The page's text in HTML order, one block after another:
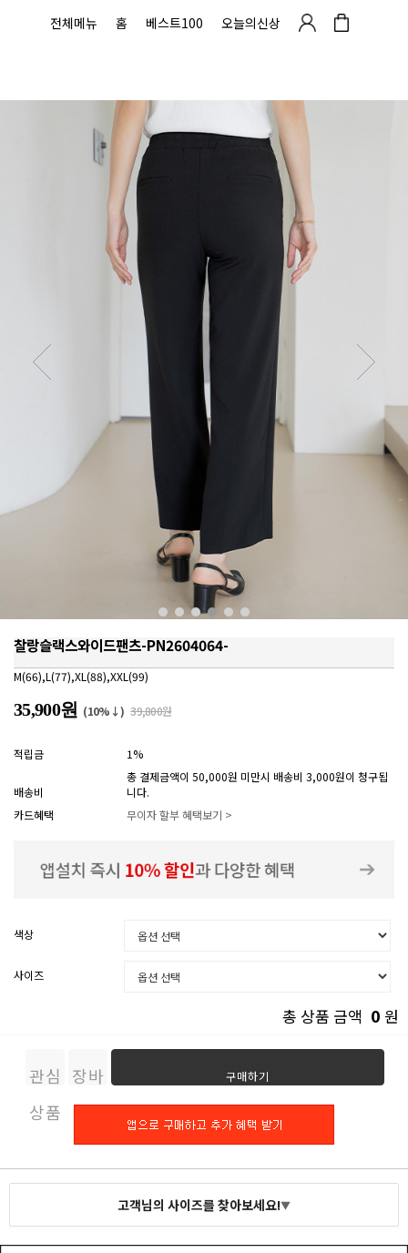
전체메뉴 홈 베스트100 오늘의신상
찰랑슬랙스와이드팬츠-PN2604064-
M(66),L(77),XL(88),XXL(99)
35,900원 (10%↓) 39,800원
적립금 1%
배송비
총 결제금액이 50,000원 미만시 배송비 3,000원이 청구됩
니다.
카드혜택
무이자 할부 혜택보기 >
색상
사이즈
총 상품 금액 0 원
관심
상품
장바
구니
구매하기
고객님의 사이즈를 찾아보세요!▼